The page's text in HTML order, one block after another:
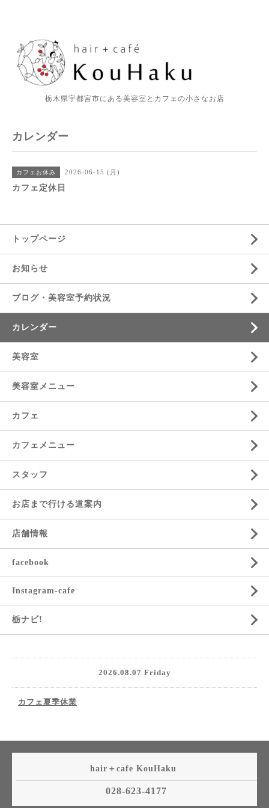
栃木県宇都宮市にある美容室とカフェの小さなお店
カレンダー
カフェお休み 2026-06-15 (月)
カフェ定休日
トップページ
お知らせ
ブログ・美容室予約状況
カレンダー
美容室
美容室メニュー
カフェ
カフェメニュー
スタッフ
お店まで行ける道案内
店舗情報
facebook
Instagram-cafe
栃ナビ!
2026.08.07 Friday
カフェ夏季休業
hair＋cafe KouHaku
028-623-4177